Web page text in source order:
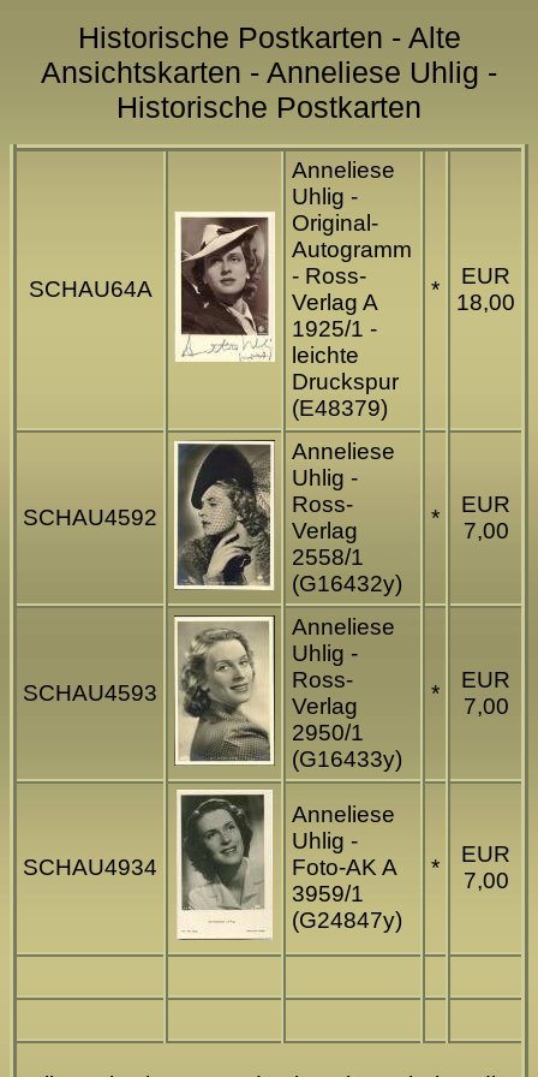
Historische Postkarten - Alte
Ansichtskarten - Anneliese Uhlig -
Historische Postkarten
SCHAU64A
Anneliese
Uhlig -
Original-
Autogramm
- Ross-
Verlag A
1925/1 -
leichte
Druckspur
(E48379)
*
EUR
18,00
SCHAU4592
Anneliese
Uhlig -
Ross-
Verlag
2558/1
(G16432y)
*
EUR
7,00
SCHAU4593
Anneliese
Uhlig -
Ross-
Verlag
2950/1
(G16433y)
*
EUR
7,00
SCHAU4934
Anneliese
Uhlig -
Foto-AK A
3959/1
(G24847y)
*
EUR
7,00